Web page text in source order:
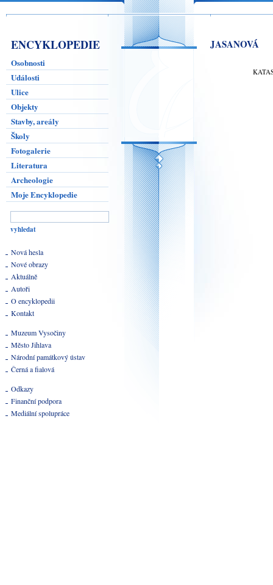
ENCYKLOPEDIE
Osobnosti
Události
Ulice
Objekty
Stavby, areály
Školy
Fotogalerie
Literatura
Archeologie
Moje Encyklopedie
Nová hesla
Nové obrazy
Aktuálně
Autoři
O encyklopedii
Kontakt
Muzeum Vysočiny
Město Jihlava
Národní památkový ústav
Černá a fialová
Odkazy
Finanční podpora
Mediální spolupráce
JASANOVÁ